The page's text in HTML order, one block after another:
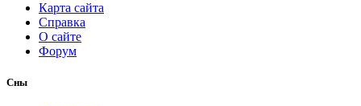
Карта сайта
Справка
О сайте
Форум
Сны